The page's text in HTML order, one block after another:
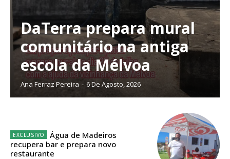
Planos de Assinatura
Faça-se assinante do Região de Cister e ajude-nos a manter este serviço
DaTerra prepara mural
comunitário na antiga
escola da Mélvoa
Ana Ferraz Pereira - 6 De Agosto, 2026
Água de Madeiros
recupera bar e prepara novo
restaurante